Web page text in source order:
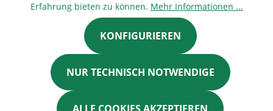
Erfahrung bieten zu können. Mehr Informationen ...
NUR TECHNISCH NOTWENDIGE
KONFIGURIEREN